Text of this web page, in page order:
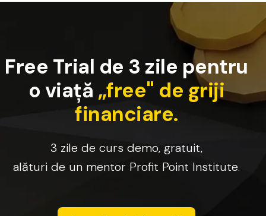
Free Trial de 3 zile pentru
o viață „free" de griji
financiare.
3 zile de curs demo, gratuit,
alături de un mentor Profit Point Institute.